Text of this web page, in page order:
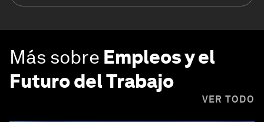
Más sobre Empleos y el
Futuro del Trabajo
VER TODO